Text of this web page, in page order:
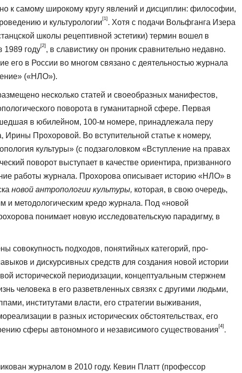
к самому широкому кругу явле­ний и дисциплин: философии,
и куль­турологии [1] . Хотя с подачи Вольфганга Изера
школы рецептивной эстетики) термин вошел в
1989 году[2] , в славистику он проник сравнительно недавно.
его в России во многом связано с деятель­ностью журнала
(«НЛО»).
несколько статей и своеобразных манифестов,
поворота в гума­нитарной сфере. Первая
в юбилейном, 100-м номере, принадлежала перу
Ирины Про­хоровой. Во вступительной статье к номеру,
культуры» (с подзаголовком «Вступление на правах
поворот выступает в качестве ориентира, призванного
работы журнала. Прохорова описывает исто­рию «НЛО» в
новой антропологии культуры, которая, в свою очередь,
и методологическим кредо журнала. Под «новой
понимает новую исследовательскую парадигму, в
совокупность подходов, понятийных категорий, про­
и дискурсивных средств для создания новой ис­тории
исторической периодизации, концептуальным стержнем
человека в его разветвленных связях с дру­гими людьми,
институтами власти, его стратегии выживания,
в разных исторических обстоя­тельствах, его
сферы автономного и независимого существования [4] .
журналом в 2010 году. Кевин Платт (про­фессор